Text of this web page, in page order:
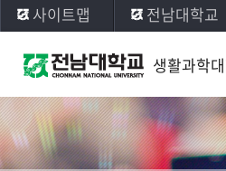
사이트맵 전남대학교
생활과학